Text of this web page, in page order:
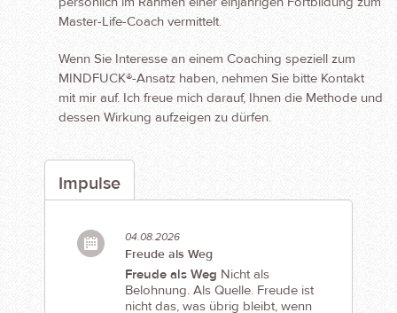
Master-Life-Coach vermittelt.
Wenn Sie Interesse an einem Coaching speziell zum
MINDFUCK®-Ansatz haben, nehmen Sie bitte Kontakt
mit mir auf. Ich freue mich darauf, Ihnen die Methode und
dessen Wirkung aufzeigen zu dürfen.
Impulse
Freude als Weg
04.08.2026
Freude als Weg Nicht als
Belohnung. Als Quelle. Freude ist
nicht das, was übrig bleibt, wenn